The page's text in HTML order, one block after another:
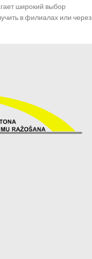
широкий выбор
в филиалах или через